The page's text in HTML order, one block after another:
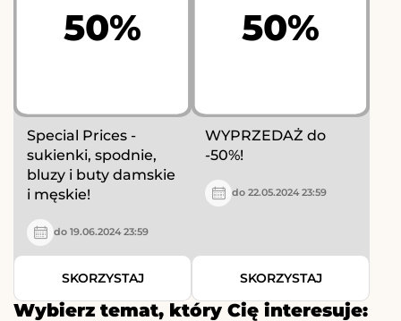
Wybierz temat, który Cię interesuje:
50%
Special Prices -
sukienki, spodnie,
bluzy i buty damskie
i męskie!
do 19.06.2024 23:59
SKORZYSTAJ
50%
WYPRZEDAŻ do
-50%!
do 22.05.2024 23:59
SKORZYSTAJ